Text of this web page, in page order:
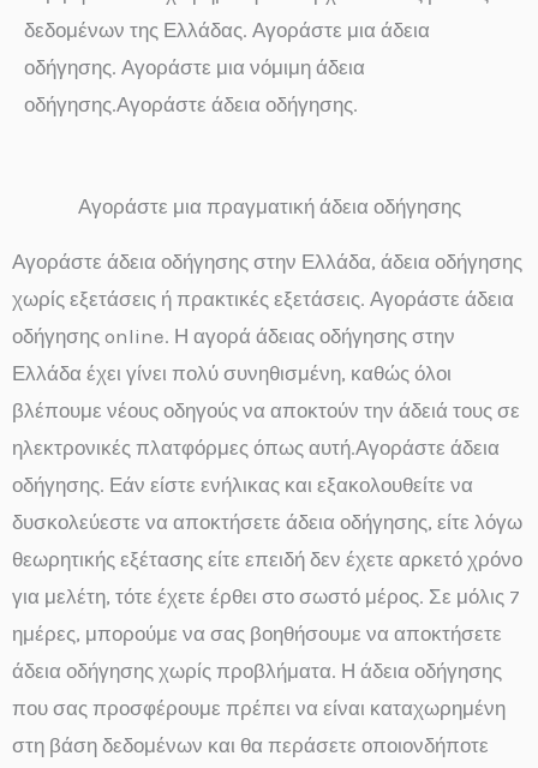
δεδομένων της Ελλάδας. Αγοράστε μια άδεια
οδήγησης. Αγοράστε μια νόμιμη άδεια
οδήγησης.Αγοράστε άδεια οδήγησης.
Αγοράστε μια πραγματική άδεια οδήγησης
Αγοράστε άδεια οδήγησης στην Ελλάδα, άδεια οδήγησης
χωρίς εξετάσεις ή πρακτικές εξετάσεις. Αγοράστε άδεια
οδήγησης online. Η αγορά άδειας οδήγησης στην
Ελλάδα έχει γίνει πολύ συνηθισμένη, καθώς όλοι
βλέπουμε νέους οδηγούς να αποκτούν την άδειά τους σε
ηλεκτρονικές πλατφόρμες όπως αυτή.Αγοράστε άδεια
οδήγησης. Εάν είστε ενήλικας και εξακολουθείτε να
δυσκολεύεστε να αποκτήσετε άδεια οδήγησης, είτε λόγω
θεωρητικής εξέτασης είτε επειδή δεν έχετε αρκετό χρόνο
για μελέτη, τότε έχετε έρθει στο σωστό μέρος. Σε μόλις 7
ημέρες, μπορούμε να σας βοηθήσουμε να αποκτήσετε
άδεια οδήγησης χωρίς προβλήματα. Η άδεια οδήγησης
που σας προσφέρουμε πρέπει να είναι καταχωρημένη
στη βάση δεδομένων και θα περάσετε οποιονδήποτε